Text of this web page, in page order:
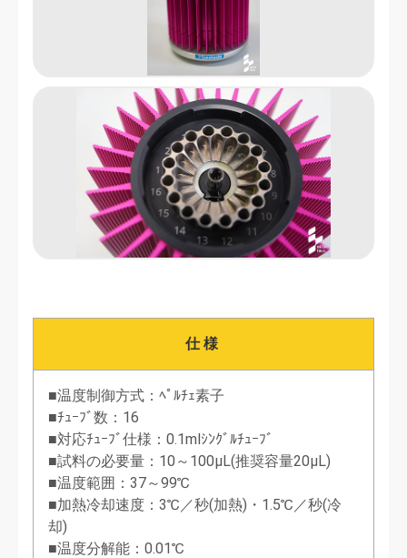
仕様
■温度制御方式：ﾍﾟﾙﾁｪ素子
■ﾁｭｰﾌﾞ数：16
■対応ﾁｭｰﾌﾞ仕様：0.1mlｼﾝｸﾞﾙﾁｭｰﾌﾞ
■試料の必要量：10～100μL(推奨容量20µL)
■温度範囲：37～99℃
■加熱冷却速度：3℃／秒(加熱)・1.5℃／秒(冷
却)
■温度分解能：0.01℃